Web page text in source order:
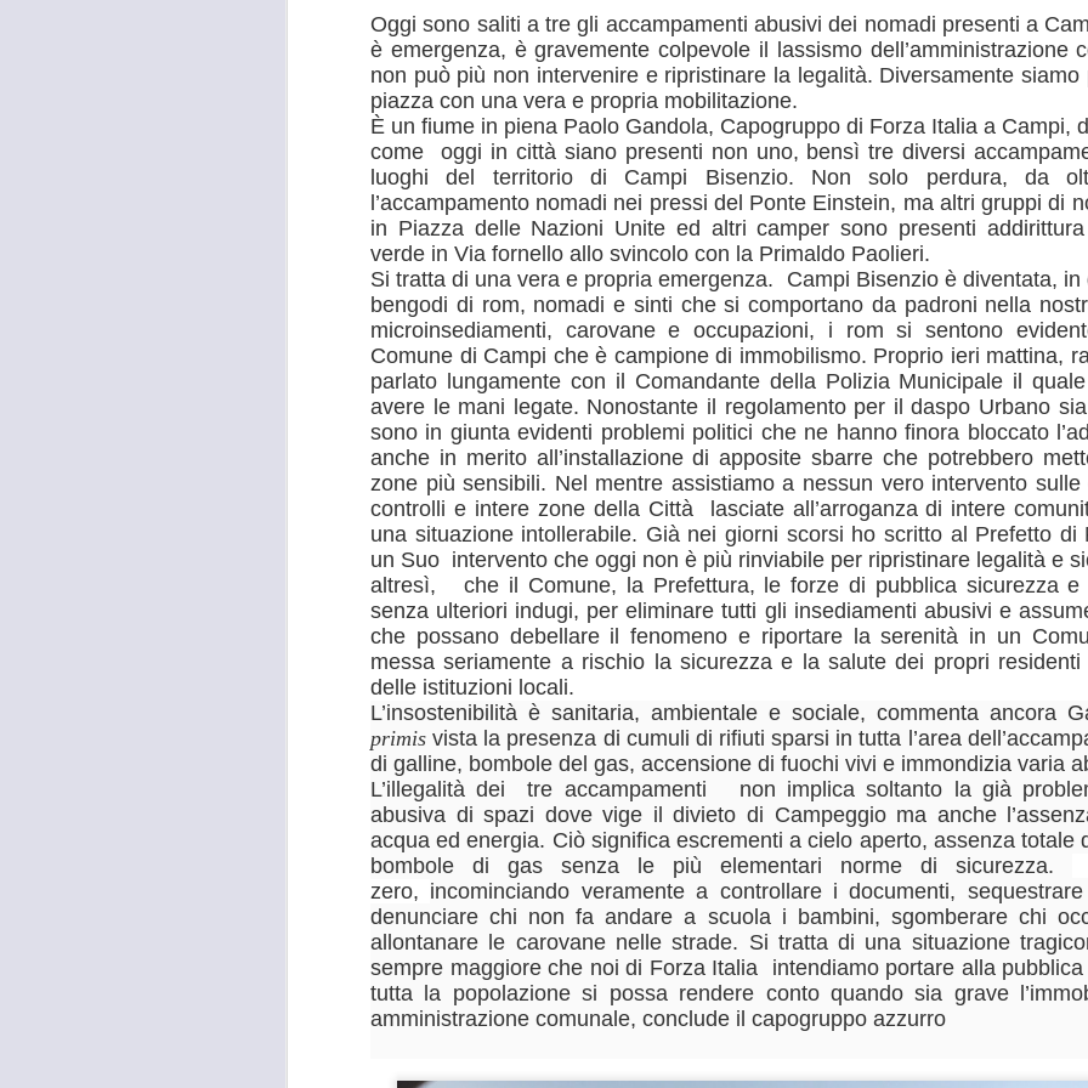
Oggi sono saliti a tre gli accampamenti abusivi dei nomadi presenti a
è emergenza, è gravemente colpevole il lassismo dell’amministrazione
non può più non intervenire e ripristinare la legalità. Diversamente
piazza con una vera e propria mobilitazione.
È un fiume in piena Paolo Gandola, Capogruppo di Forza Italia a Campi,
come oggi in città siano presenti non uno, bensì tre diversi
luoghi del territorio di Campi Bisenzio. Non solo perdura, da
l’accampamento nomadi nei pressi del Ponte Einstein, ma altri gruppi di
in Piazza delle Nazioni Unite ed altri camper sono presenti addirittura
verde in Via fornello allo svincolo con la Primaldo Paolieri.
Si tratta di una vera e propria emergenza. Campi Bisenzio è diventata, in
bengodi di rom, nomadi e sinti che si comportano da padroni nella
microinsediamenti, carovane e occupazioni, i rom si sentono
Comune di Campi che è campione di immobilismo. Proprio ieri mattina,
parlato lungamente con il Comandante della Polizia Municipale il
avere le mani legate. Nonostante il regolamento per il daspo Urbano
sono in giunta evidenti problemi politici che ne hanno finora bloccato
anche in merito all’installazione di apposite sbarre che potrebbero
zone più sensibili. Nel mentre assistiamo a nessun vero intervento sulle
controlli e intere zone della Città lasciate all’arroganza di intere
una situazione intollerabile. Già nei giorni scorsi ho scritto al Prefetto di
un Suo intervento che oggi non è più rinviabile per ripristinare legalità e
altresì, che il Comune, la Prefettura, le forze di pubblica sicurezza e
senza ulteriori indugi, per eliminare tutti gli insediamenti abusivi e
che possano debellare il fenomeno e riportare la serenità in un
messa seriamente a rischio la sicurezza e la salute dei propri residenti
delle istituzioni locali.
L’insostenibilità è sanitaria, ambientale e sociale, commenta ancora
primis vista la presenza di cumuli di rifiuti sparsi in tutta l’area
di galline, bombole del gas, accensione di fuochi vivi e immondizia varia
L’illegalità dei tre accampamenti non implica soltanto la già
abusiva di spazi dove vige il divieto di Campeggio ma anche
acqua ed energia. Ciò significa escrementi a cielo aperto, assenza totale
bombole di gas senza le più elementari norme di sicurezza.
zero, incominciando veramente a controllare i documenti,
denunciare chi non fa andare a scuola i bambini, sgomberare chi
allontanare le carovane nelle strade. Si tratta di una situazione
sempre maggiore che noi di Forza Italia intendiamo portare alla
tutta la popolazione si possa rendere conto quando sia grave
amministrazione comunale, conclude il capogruppo azzurro
“In vista dell’incontro già
la conferenza dei sindaci
(Firenze, Empoli, Prato e
parteciperanno
che rappresentano. Non
ed unica contro lo
assistenziale”.
MOSTRA
TUTANKHAMON,
GANDOLA: “LA
GALLERIA DELLE
CARROZZE È DA
MESI OCCUPATA
SENZA PIÙ ALCUN
TITOLO"
MOSTRA TUTANKHAMON,
GANDOLA: “LA GALLERIA
DELLE CARROZZE È DA MESI
OCCUPATA SENZA PIÙ ALCUN
TITOLO. LA METROCITTÀ
PONGA IN ESSERE TUTTE LE
AZIONI NECESSARIE PER
RIENTRARE IN POSSESSO DEI
“La città Metropolitana di Firenze
rientri in possesso dei locali della
AUG
26
MUSEO MANZI,
GANDOLA: MOLTO
BENE
L’INSTALLAZIONE
DEI CARTELLI
PERO’ OCCORRE
ACCELLERARE
NELL’AVVIO DEI
LAVORI
MUSEO MANZI, GANDOLA:
MOLTO BENE L’INSTALLAZIONE
DEI CARTELLI STRADALI PER
SEGNALARE IL MUSEO,
ADESSO PERO’ OCCORRE
ACCELLERARE NELL’AVVIO DEI
LAVORI PER LA MESSA IN
SICUREZZA DEI LOCALI
“Finalmente dopo circa 2 anni di
all'umanità della mozione da noi
AUG
26
GUARDIA MEDICA,
DA MAGGIO A LUGLIO
SI SONO
REGISTRATE A
CAMPI BISENZIO 19
SCOPERTURE DEL
SERVIZIO. GANDOLA:
“UN FATTO
INACCETTABILE”
GUARDIA MEDICA, DA MAGGIO
A LUGLIO SI SONO
REGISTRATE A CAMPI
BISENZIO 19 SCOPERTURE
DEL SERVIZIO. GANDOLA: “UN
FATTO INACCETTABILE”
“Continua l’esodo della guardia
medica a Campi Bisenzio. Anche
in questi mesi estivi a causa della
cronica assenza del personale, a
AUG
26
NUOVE AULE UNIVERSITARIE ALL’INTERNO DEL
POLO SCIENTIFICO, GANDOLA: CANTIERE
FERMO. L’AVVIO DEI LAVORI RINVIATO A META’
SETTEMBRE
NUOVE AULE UNIVERSITARIE ALL’INTERNO DEL POLO
SCIENTIFICO, GANDOLA: CANTIERE FERMO. L’AVVIO DEI LAVORI
RINVIATO A META’ SETTEMBRE
“Il protocollo sottoscritto è stato completamente disatteso.
AUG
FIRENZE ESCLUSA DALLE CITTÀ IN CORSA PER
GANDOLA: UNA PESSIMA NOTIZIA CHE